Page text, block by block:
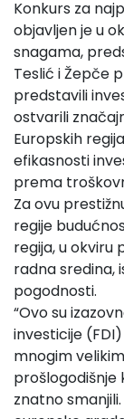
Konkurs za
objavljen je u
snagama,
Teslić i Žepče
predstavili
ostvarili
Europskih
efikasnosti
prema
Za ovu
regije
regija, u okviru
radna sredina,
pogodnosti.
“Ovo su
investicije
mnogim
prošlogodišnje
znatno